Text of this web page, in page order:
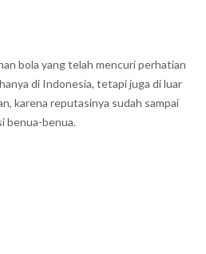
bola yang telah mencuri perhatian
di Indonesia, tetapi juga di luar
karena reputasinya sudah sampai
benua-benua.